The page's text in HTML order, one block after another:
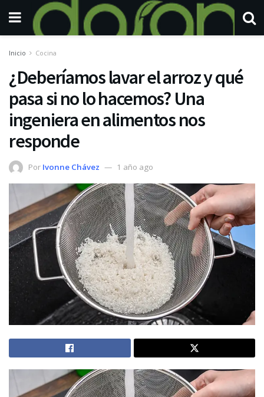
Inicio Cocina
¿Deberíamos lavar el arroz y qué
pasa si no lo hacemos? Una
ingeniera en alimentos nos
responde
Por Ivonne Chávez 1 año ago